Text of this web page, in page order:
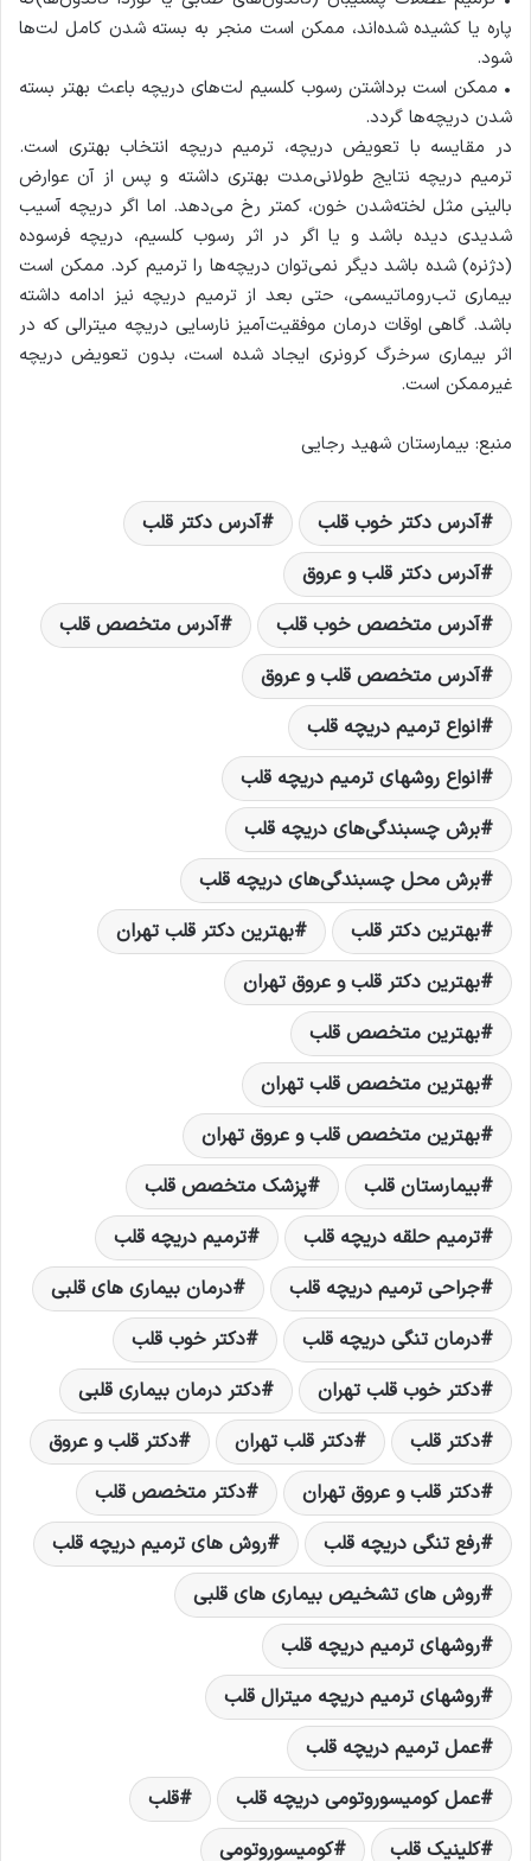
پاره یا کشیده شده‌اند، ممکن است منجر به بسته شدن کامل لت‌ها
شود.
• ممکن است برداشتن رسوب کلسیم لت‌های دریچه باعث بهتر بسته
شدن دریچه‌ها گردد.
در مقایسه با تعویض دریچه، ترمیم دریچه انتخاب بهتری است.
ترمیم دریچه نتایج طولانی‌مدت بهتری داشته و پس از آن عوارض
بالینی مثل لخته‌شدن خون، کمتر رخ می‌دهد. اما اگر دریچه آسیب
شدیدی دیده باشد و یا اگر در اثر رسوب کلسیم، دریچه فرسوده
(دژنره) شده باشد دیگر نمی‌توان دریچه‌ها را ترمیم کرد. ممکن است
بیماری تب‌روماتیسمی، حتی بعد از ترمیم دریچه نیز ادامه داشته
باشد. گاهی اوقات درمان موفقیت‌آمیز نارسایی دریچه میترالی که در
اثر بیماری سرخرگ کرونری ایجاد شده است، بدون تعویض دریچه
غیرممکن است.
منبع: بیمارستان شهید رجایی
آدرس دکتر خوب قلب
آدرس دکتر قلب
آدرس دکتر قلب و عروق
آدرس متخصص خوب قلب
آدرس متخصص قلب
آدرس متخصص قلب و عروق
انواع ترمیم دریچه قلب
انواع روشهای ترمیم دریچه قلب
برش چسبندگی‌های دریچه قلب
برش محل چسبندگی‌های دریچه قلب
بهترین دکتر قلب
بهترین دکتر قلب تهران
بهترین دکتر قلب و عروق تهران
بهترین متخصص قلب
بهترین متخصص قلب تهران
بهترین متخصص قلب و عروق تهران
بیمارستان قلب
پزشک متخصص قلب
ترمیم حلقه دریچه قلب
ترمیم دریچه قلب
جراحی ترمیم دریچه قلب
درمان بیماری های قلبی
درمان تنگی دریچه قلب
دکتر خوب قلب
دکتر خوب قلب تهران
دکتر درمان بیماری قلبی
دکتر قلب
دکتر قلب تهران
دکتر قلب و عروق
دکتر قلب و عروق تهران
دکتر متخصص قلب
رفع تنگی دریچه قلب
روش های ترمیم دریچه قلب
روش های تشخیص بیماری های قلبی
روشهای ترمیم دریچه قلب
روشهای ترمیم دریچه میترال قلب
عمل ترمیم دریچه قلب
عمل کومیسوروتومی دریچه قلب
قلب
کلینیک قلب
کومیسوروتومی